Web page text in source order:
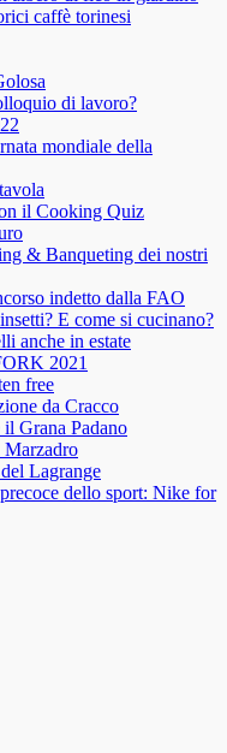
caffè torinesi
di lavoro?
mondiale della
il Cooking Quiz
& Banqueting dei nostri
indetto dalla FAO
E come si cucinano?
anche in estate
2021
free
da Cracco
il Grana Padano
Lagrange
dello sport: Nike for